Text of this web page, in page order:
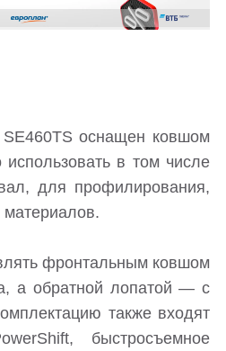
SE460TS оснащен ковшом
в том числе
для профилирования,
материалов.
фронтальным ковшом
а обратной лопатой — с
также входят
быстросъемное